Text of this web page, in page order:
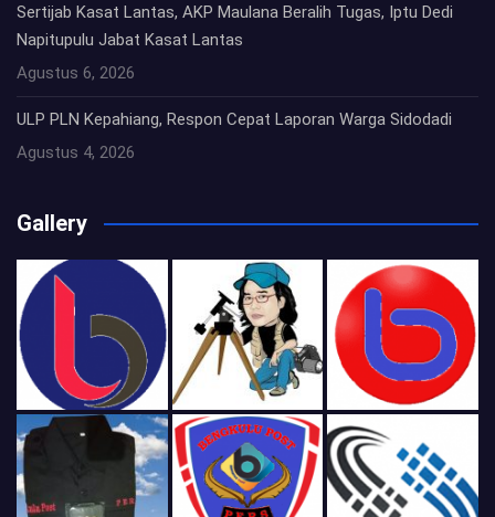
Sertijab Kasat Lantas, AKP Maulana Beralih Tugas, Iptu Dedi
Napitupulu Jabat Kasat Lantas
Agustus 6, 2026
ULP PLN Kepahiang, Respon Cepat Laporan Warga Sidodadi
Agustus 4, 2026
Gallery